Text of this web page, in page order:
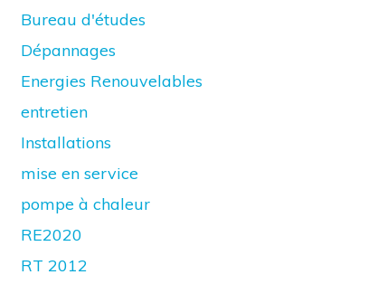
Bureau d'études
Dépannages
Energies Renouvelables
entretien
Installations
mise en service
pompe à chaleur
RE2020
RT 2012